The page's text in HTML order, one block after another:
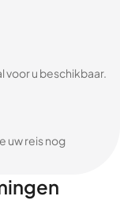
voor u beschikbaar.
uw reis nog